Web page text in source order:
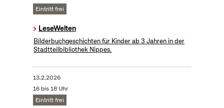
Eintritt frei
LeseWelten
Bilderbuchgeschichten für Kinder ab 3 Jahren in der
Stadtteilbibliothek Nippes.
13.2.2026
16 bis 18 Uhr
Eintritt frei